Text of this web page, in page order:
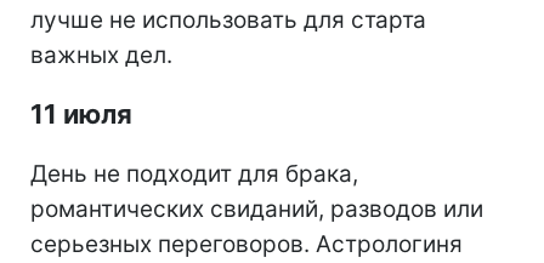
лучше не использовать для старта
важных дел.
11 июля
День не подходит для брака,
романтических свиданий, разводов или
серьезных переговоров. Астрологиня